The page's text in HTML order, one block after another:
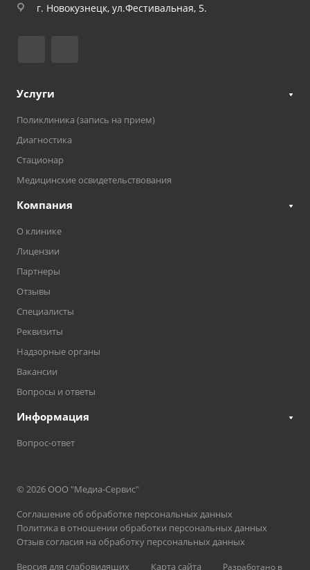
г. Новокузнецк, ул.Фестивальная, 5.
Услуги
Поликлиника (запись на прием)
Диагностика
Стационар
Медицинские освидетельствования
Компания
О клинике
Лицензии
Партнеры
Отзывы
Специалисты
Реквизиты
Надзорные органы
Вакансии
Вопросы и ответы
Информация
Вопрос-ответ
© 2026 ООО "Медиа-Сервис"
Соглашение об обработке персональных данных
Политика в отношении обработки персональных данных
Отзыв согласия на обработку персональных данных
Версия для слабовидящих
Карта сайта Разработано в